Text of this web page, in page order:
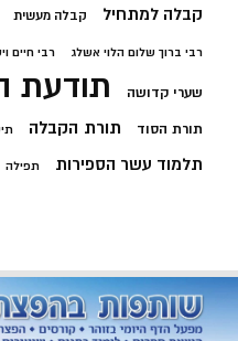
קבלה למתחיל קבלה מעשית
רבי ברוך שלום הלוי אשלג רבי חיים
שערי קדושה תודעת
תורת הסוד תורת הקבלה
תלמוד עשר הספירות תפילה